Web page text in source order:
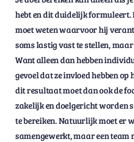
hebt en dit duidelijk formuleert.
moet weten waarvoor hij
soms lastig vast te stellen,
Want alleen dan hebben
gevoel dat ze invloed hebben op
dit resultaat moet dan ook de
zakelijk en doelgericht worden
te bereiken. Natuurlijk moet er
samengewerkt, maar een team